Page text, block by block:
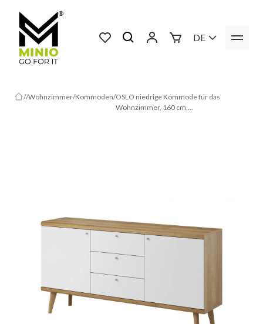
DE
Wohnzimmer Kommoden OSLO niedrige Kommode für das
Wohnzimmer, 160 cm,...